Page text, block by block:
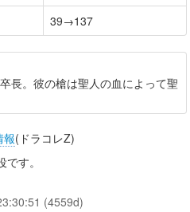
39→137
長。彼の槍は聖人の血によって聖
報(ドラコレZ)
す。
(4559d)